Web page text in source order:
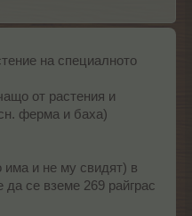
на специалното
от растения и
ферма и баха)
има и не му свидят) в
да се вземе 269 райграс